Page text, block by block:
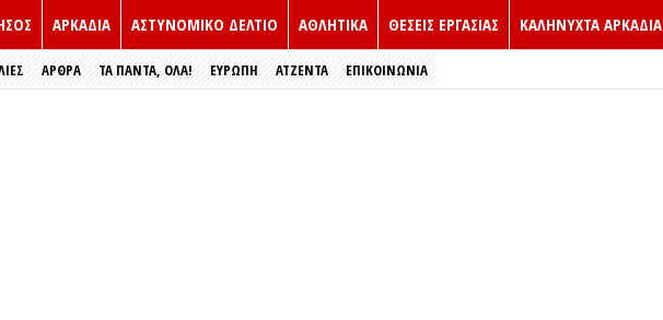
ΑΡΚΑΔΙΑ ΑΣΤΥΝΟΜΙΚΟ ΔΕΛΤΙΟ ΑΘΛΗΤΙΚΑ ΘΕΣΕΙΣ ΕΡΓΑΣΙΑΣ ΚΑΛΗΝΥΧΤΑ ΑΡΚΑΔΙΑ
ΑΡΘΡΑ ΤΑ ΠΑΝΤΑ, ΟΛΑ! ΕΥΡΏΠΗ ΑΤΖΕΝΤΑ ΕΠΙΚΟΙΝΩΝΙΑ